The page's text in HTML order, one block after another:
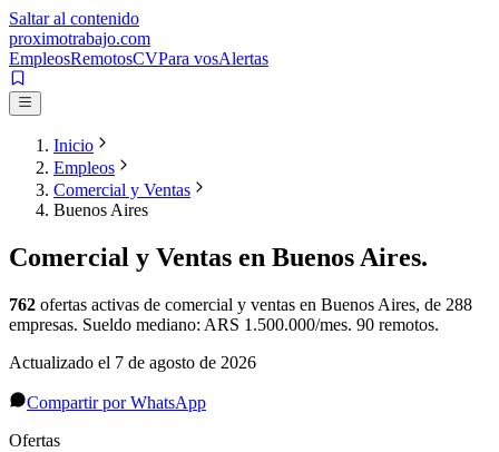
Saltar al contenido
proximotrabajo.com
EmpleosRemotosCVPara vosAlertas
Inicio
Empleos
Comercial y Ventas
Buenos Aires
Comercial y Ventas en Buenos Aires.
762 ofertas activas de comercial y ventas en Buenos Aires, de 288
empresas. Sueldo mediano: ARS 1.500.000/mes. 90 remotos.
Actualizado el 7 de agosto de 2026
Compartir por WhatsApp
Ofertas